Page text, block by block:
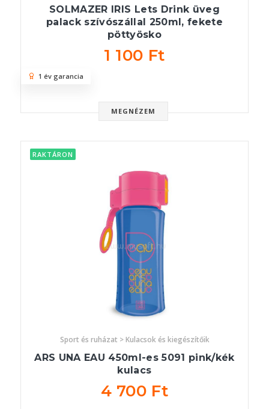
SOLMAZER IRIS Lets Drink üveg
palack szívószállal 250ml, fekete
pöttyösko
1 100 Ft
MEGNÉZEM
1 év garancia
RAKTÁRON
Sport és ruházat > Kulacsok és kiegészítőik
ARS UNA EAU 450ml-es 5091 pink/kék
kulacs
4 700 Ft